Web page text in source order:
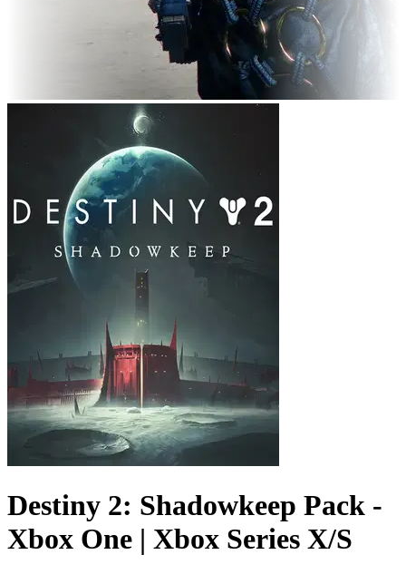
Destiny 2: Shadowkeep Pack -
Xbox One | Xbox Series X/S